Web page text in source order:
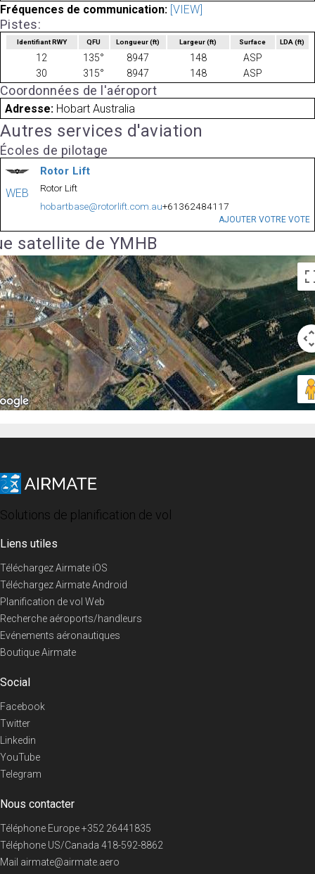
Fréquences de communication: [VIEW]
Pistes:
Identifiant RWY QFU Longueur(ft) Largeur(ft) Surface LDA(ft)
12 135° 8947 148
ASP
30
315° 8947 148 ASP
Coordonnées de l'aéroport
Adresse: Hobart Australia
Autres services d'aviation
Écoles de pilotage
WEB
Rotor Lift
Rotor Lift
hobartbase@rotorlift.com.au+61362484117
AJOUTER VOTRE VOTE
satellite de YMHB
Solutions de planification de vol
Liens utiles
Téléchargez Airmate iOS
Téléchargez Airmate Android
Planification de vol Web
Recherche aéroports/handleurs
Evénements aéronautiques
Boutique Airmate
Social
Facebook
Twitter
Linkedin
YouTube
Telegram
Nous contacter
Téléphone Europe+352 26441835
Téléphone US/Canada 418-592-8862
Mail airmate@airmate.aero